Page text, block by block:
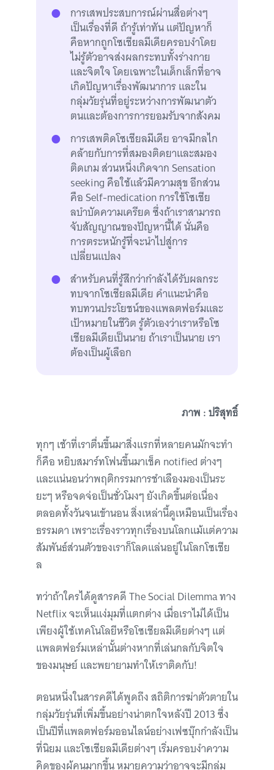
การเสพประสบการณ์ผ่านสื่อต่างๆ
เป็นเรื่องที่ดี ถ้ารู้เท่าทัน แต่ปัญหาก็
คือหากถูกโซเชียลมีเดียครอบงำโดย
ไม่รู้ตัวอาจส่งผลกระทบทั้งร่างกาย
และจิตใจ โดยเฉพาะในเด็กเล็กที่อาจ
เกิดปัญหาเรื่องพัฒนาการ และใน
กลุ่มวัยรุ่นที่อยู่ระหว่างการพัฒนาตัว
ตนและต้องการการยอมรับจากสังคม
การเสพติดโซเชียลมีเดีย อาจมีกลไก
คล้ายกับการที่สมองติดยาและสมอง
ติดเกม ส่วนหนึ่งเกิดจาก Sensation
seeking คือใช้แล้วมีความสุข อีกส่วน
คือ Self-medication การใช้โซเชีย
ลบำบัดความเครียด ซึ่งถ้าเราสามารถ
จับสัญญาณของปัญหานี้ได้ นั่นคือ
การตระหนักรู้ที่จะนำไปสู่การ
เปลี่ยนแปลง
สำหรับคนที่รู้สึกว่ากำลังได้รับผลกระ
ทบจากโซเชียลมีเดีย คำแนะนำคือ
ทบทวนประโยชน์ของแพลตฟอร์มและ
เป้าหมายในชีวิต รู้ตัวเองว่าเราหรือโซ
เชียลมีเดียเป็นนาย ถ้าเราเป็นนาย เรา
ต้องเป็นผู้เลือก
ภาพ : ปริสุทธิ์
ทุกๆ เช้าที่เราตื่นขึ้นมาสิ่งแรกที่หลายคนมักจะทำ
ก็คือ หยิบสมาร์ทโฟนขึ้นมาเช็ค notified ต่างๆ
และแน่นอนว่าพฤติกรรมการชำเลืองมองเป็นระ
ยะๆ หรือจดจ่อเป็นชั่วโมงๆ ยังเกิดขึ้นต่อเนื่อง
ตลอดทั้งวันจนเข้านอน สิ่งเหล่านี้ดูเหมือนเป็นเรื่อง
ธรรมดา เพราะเรื่องราวทุกเรื่องบนโลกแม้แต่ความ
สัมพันธ์ส่วนตัวของเราก็โลดแล่นอยู่ในโลกโซเชีย
ล
ทว่าถ้าใครได้ดูสารคดี The Social Dilemma ทาง
Netflix จะเห็นแง่มุมที่แตกต่าง เมื่อเราไม่ได้เป็น
เพียงผู้ใช้เทคโนโลยีหรือโซเชียลมีเดียต่างๆ แต่
แพลตฟอร์มเหล่านั้นต่างหากที่เล่นกลกับจิตใจ
ของมนุษย์ และพยายามทำให้เราติดกับ!
ตอนหนึ่งในสารคดีได้พูดถึง สถิติการฆ่าตัวตายใน
กลุ่มวัยรุ่นที่เพิ่มขึ้นอย่างน่าตกใจหลังปี 2013 ซึ่ง
เป็นปีที่แพลตฟอร์มออนไลน์อย่างเฟซบุ๊กกำลังเป็น
ที่นิยม และโซเชียลมีเดียต่างๆ เริ่มครอบงำความ
คิดของผู้คนมากขึ้น หมายความว่าอาจจะมีกลุ่ม